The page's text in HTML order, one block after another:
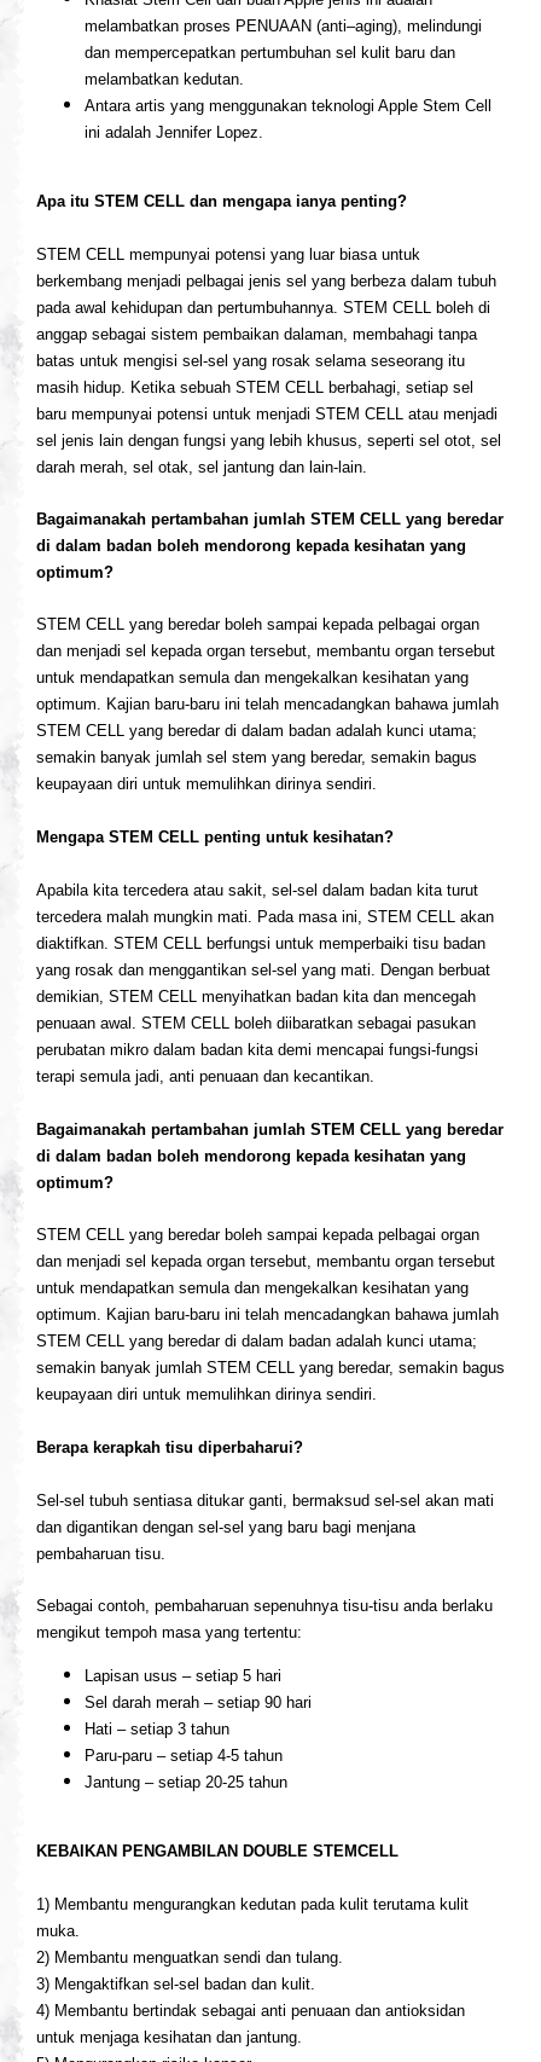
melambatkan proses PENUAAN (anti–aging), melindungi
dan mempercepatkan pertumbuhan sel kulit baru dan
melambatkan kedutan.
Antara artis yang menggunakan teknologi Apple Stem Cell
ini adalah Jennifer Lopez.
Apa itu STEM CELL dan mengapa ianya penting?
STEM CELL
mempunyai potensi yang luar biasa untuk
berkembang menjadi pelbagai jenis sel yang berbeza dalam tubuh
pada awal kehidupan dan pertumbuhannya. STEM CELL
boleh di
anggap sebagai sistem pembaikan dalaman, membahagi tanpa
batas untuk mengisi sel-sel yang rosak selama seseorang itu
masih hidup. Ketika sebuah STEM CELL
berbahagi, setiap sel
baru mempunyai potensi untuk menjadi STEM CELL atau menjadi
sel jenis lain dengan fungsi yang lebih khusus, seperti sel otot, sel
darah merah, sel otak, sel jantung dan lain-lain.
Bagaimanakah pertambahan jumlah STEM CELL yang beredar
di dalam badan boleh mendorong kepada kesihatan yang
optimum?
STEM CELL
yang beredar boleh sampai kepada pelbagai organ
dan menjadi sel kepada organ tersebut, membantu organ tersebut
untuk mendapatkan semula dan mengekalkan kesihatan yang
optimum. Kajian baru-baru ini telah mencadangkan bahawa jumlah
STEM CELL
yang beredar di dalam badan adalah kunci utama;
semakin banyak jumlah sel stem yang beredar, semakin bagus
keupayaan diri untuk memulihkan dirinya sendiri.
Mengapa STEM CELL penting untuk kesihatan?
Apabila kita tercedera atau sakit, sel-sel dalam badan kita turut
tercedera malah mungkin mati. Pada masa ini, STEM CELL
akan
diaktifkan. STEM CELL
berfungsi untuk memperbaiki tisu badan
yang rosak dan menggantikan sel-sel yang mati. Dengan berbuat
demikian, STEM CELL
menyihatkan badan kita dan mencegah
penuaan awal. STEM CELL
boleh diibaratkan sebagai pasukan
perubatan mikro dalam badan kita demi mencapai fungsi-fungsi
terapi semula jadi, anti penuaan dan kecantikan.
Bagaimanakah pertambahan jumlah STEM CELL yang beredar
di dalam badan boleh mendorong kepada kesihatan yang
optimum?
STEM CELL
yang beredar boleh sampai kepada pelbagai organ
dan menjadi sel kepada organ tersebut, membantu organ tersebut
untuk mendapatkan semula dan mengekalkan kesihatan yang
optimum. Kajian baru-baru ini telah mencadangkan bahawa jumlah
STEM CELL
yang beredar di dalam badan adalah kunci utama;
semakin banyak jumlah STEM CELL
yang beredar, semakin bagus
keupayaan diri untuk memulihkan dirinya sendiri.
Berapa kerapkah tisu diperbaharui?
Sel-sel tubuh sentiasa ditukar ganti, bermaksud sel-sel akan mati
dan digantikan dengan sel-sel yang baru bagi menjana
pembaharuan tisu.
Sebagai contoh, pembaharuan sepenuhnya tisu-tisu anda berlaku
mengikut tempoh masa yang tertentu:
Lapisan usus – setiap 5 hari
Sel darah merah – setiap 90 hari
Hati – setiap 3 tahun
Paru-paru – setiap 4-5 tahun
Jantung – setiap 20-25 tahun
KEBAIKAN PENGAMBILAN DOUBLE STEMCELL
1) Membantu mengurangkan kedutan pada kulit terutama kulit
muka.
2) Membantu menguatkan sendi dan tulang.
3) Mengaktifkan sel-sel badan dan kulit.
4) Membantu bertindak sebagai anti penuaan dan antioksidan
untuk menjaga kesihatan dan jantung.